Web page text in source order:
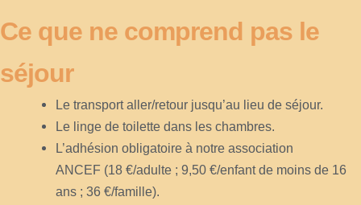
Ce que ne comprend pas le
séjour
Le transport aller/retour jusqu’au lieu de séjour.
Le linge de toilette dans les chambres.
L’adhésion obligatoire à notre association
ANCEF (18 €/adulte ; 9,50 €/enfant de moins de 16
ans ; 36 €/famille).